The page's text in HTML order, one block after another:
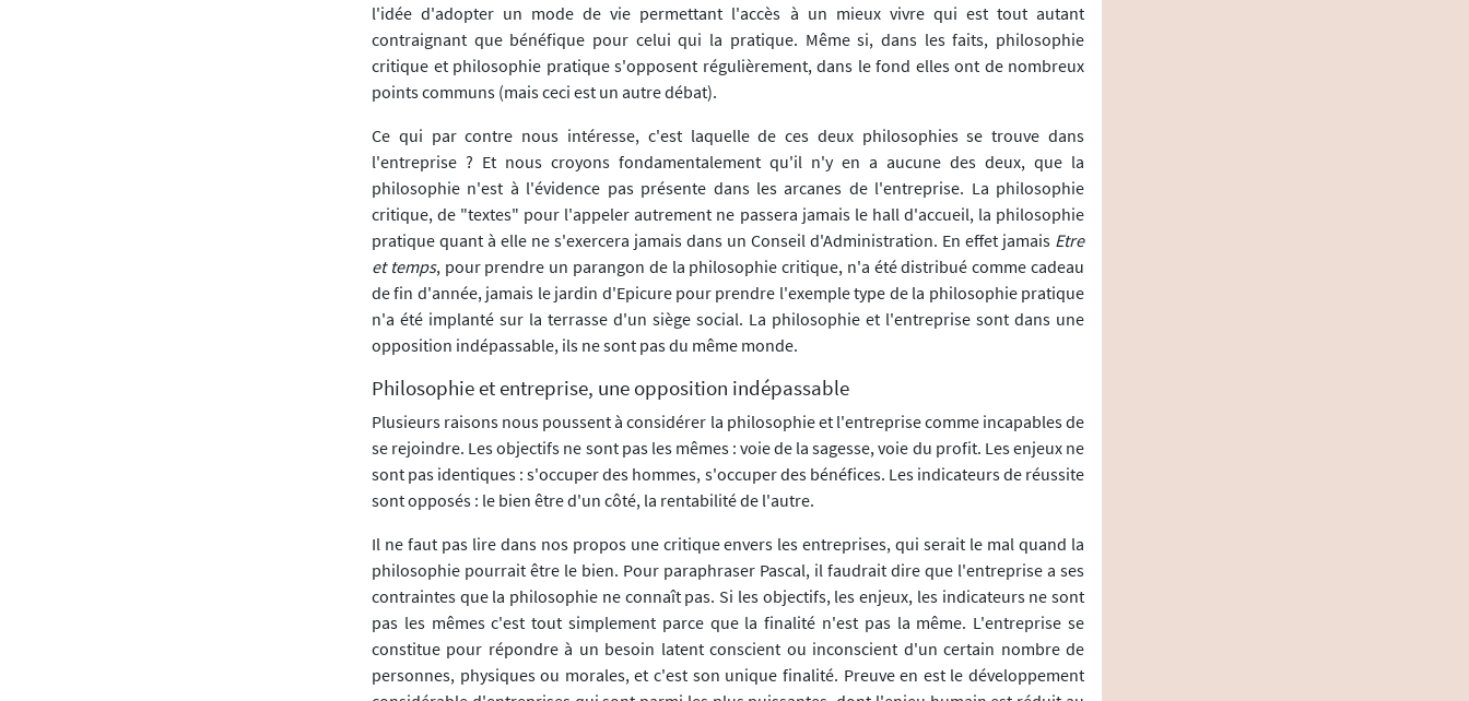
l'idée d'adopter un mode de vie permettant l'accès à un mieux vivre qui est tout autant
contraignant que bénéfique pour celui qui la pratique. Même si, dans les faits, philosophie
critique et philosophie pratique s'opposent régulièrement, dans le fond elles ont de nombreux
points communs (mais ceci est un autre débat).
Ce qui par contre nous intéresse, c'est laquelle de ces deux philosophies se trouve dans
l'entreprise ? Et nous croyons fondamentalement qu'il n'y en a aucune des deux, que la
philosophie n'est à l'évidence pas présente dans les arcanes de l'entreprise. La philosophie
critique, de "textes" pour l'appeler autrement ne passera jamais le hall d'accueil, la philosophie
pratique quant à elle ne s'exercera jamais dans un Conseil d'Administration. En effet jamais Etre
et temps, pour prendre un parangon de la philosophie critique, n'a été distribué comme cadeau
de fin d'année, jamais le jardin d'Epicure pour prendre l'exemple type de la philosophie pratique
n'a été implanté sur la terrasse d'un siège social. La philosophie et l'entreprise sont dans une
opposition indépassable, ils ne sont pas du même monde.
Philosophie et entreprise, une opposition indépassable
Plusieurs raisons nous poussent à considérer la philosophie et l'entreprise comme incapables de
se rejoindre. Les objectifs ne sont pas les mêmes : voie de la sagesse, voie du profit. Les enjeux ne
sont pas identiques : s'occuper des hommes, s'occuper des bénéfices. Les indicateurs de réussite
sont opposés : le bien être d'un côté, la rentabilité de l'autre.
Il ne faut pas lire dans nos propos une critique envers les entreprises, qui serait le mal quand la
philosophie pourrait être le bien. Pour paraphraser Pascal, il faudrait dire que l'entreprise a ses
contraintes que la philosophie ne connaît pas. Si les objectifs, les enjeux, les indicateurs ne sont
pas les mêmes c'est tout simplement parce que la finalité n'est pas la même. L'entreprise se
constitue pour répondre à un besoin latent conscient ou inconscient d'un certain nombre de
personnes, physiques ou morales, et c'est son unique finalité. Preuve en est le développement